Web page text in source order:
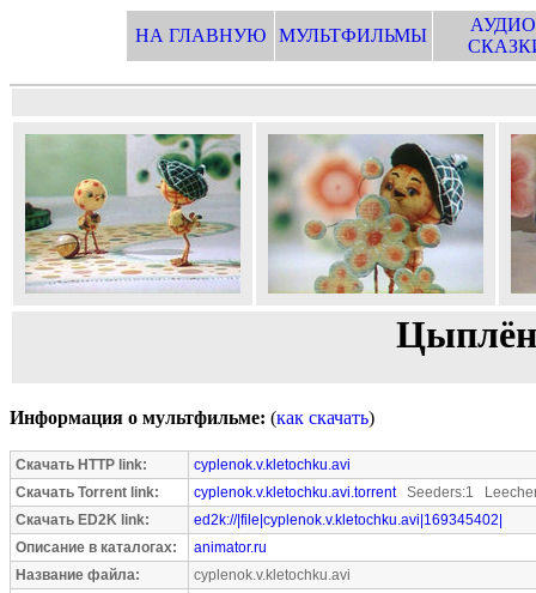
НА ГЛАВНУЮ МУЛЬТФИЛЬМЫ
Информация о мультфильме: (как скачать)
Скачать HTTP link:
cyplenok.v.kletochku.avi
Скачать Torrent link:
cyplenok.v.kletochku.avi.torrentSeeders:1
Скачать ED2K link:
ed2k://|file|cyplenok.v.kletochku.avi|169345402|
Описание в каталогах:
animator.ru
Название файла:
cyplenok.v.kletochku.avi